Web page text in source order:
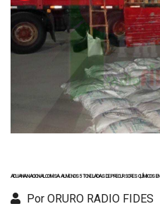
ADUANA NACIONAL COMISA AL MENOS 5 TONELADAS DE PRECURSORES QUÍMICOS
Por ORURO RADIO FIDES